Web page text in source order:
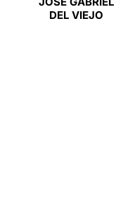
DEL VIEJO